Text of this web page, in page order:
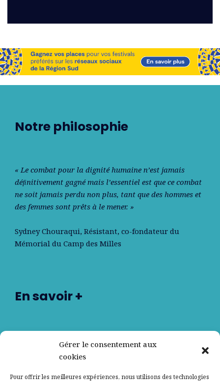
Gérer le consentement aux
cookies
Pour offrir les meilleures expériences, nous utilisons des technologies
Notre philosophie
« Le combat pour la dignité humaine n’est jamais
déﬁnitivement gagné mais l’essentiel est que ce combat
ne soit jamais perdu non plus, tant que des hommes et
des femmes sont prêts à le mener. »
Sydney Chouraqui, Résistant, co-fondateur du
Mémorial du Camp des Milles
En savoir +